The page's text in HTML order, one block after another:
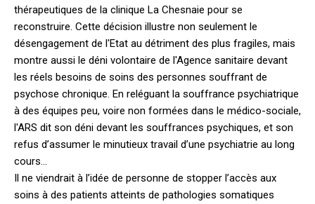
thérapeutiques de la clinique La Chesnaie pour se
reconstruire. Cette décision illustre non seulement le
désengagement de l'Etat au détriment des plus fragiles, mais
montre aussi le déni volontaire de l'Agence sanitaire devant
les réels besoins de soins des personnes souffrant de
psychose chronique. En reléguant la souffrance psychiatrique
à des équipes peu, voire non formées dans le médico-sociale,
l'ARS dit son déni devant les souffrances psychiques, et son
refus d’assumer le minutieux travail d’une psychiatrie au long
cours...
Il ne viendrait à l’idée de personne de stopper l’accès aux
soins à des patients atteints de pathologies somatiques